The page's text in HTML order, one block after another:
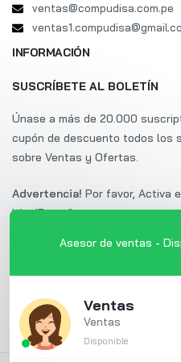
ventas@compudisa.com.pe
INFORMACIÓN
MI CUENTA
SUSCRÍBETE AL BOLETÍN
Únase a más de 20.000
cupón de descuento todos los
sobre Ventas y Ofertas.
Advertencia! Por favor, Activa
WordPress".
Suscríbete a Uminex y obtén
Asesor de ventas -
Ventas
Ventas
Disponible